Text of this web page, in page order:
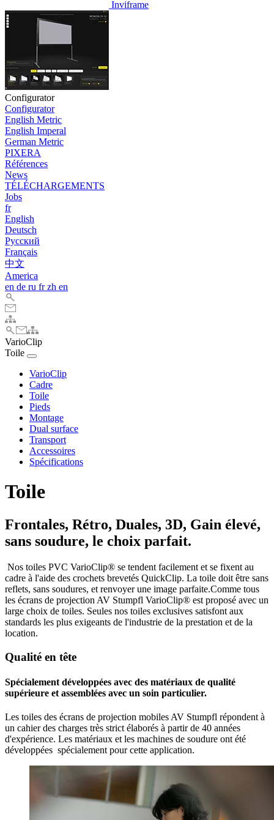
Inviframe
Configurator
Configurator
English Metric
English Imperal
German Metric
PIXERA
Références
News
TÉLÉCHARGEMENTS
Jobs
fr
English
Deutsch
Pусский
Français
中文
America
en de ru frzh en
VarioClip
Toile
VarioClip
Cadre
Toile
Pieds
Montage
Dual surface
Transport
Accessoires
Spécifications
Toile
Frontales, Rétro, Duales, 3D, Gain élevé,
sans soudure, le choix parfait.
Nos toiles PVC VarioClip® se tendent facilement et se fixent au
cadre à l'aide des crochets brevetés QuickClip. La toile doit être sans
reflets, sans soudures, et renvoyer une image parfaite.Comme tous
les écrans de projection AV Stumpfl VarioClip® est proposé avec un
large choix de toiles. Seules nos toiles exclusives satisfont aux
standards les plus exigeants de l'industrie de la prestation et de la
location.
Qualité en tête
Spécialement développées avec des matériaux de qualité
supérieure et assemblées avec un soin particulier.
Les toiles des écrans de projection mobiles AV Stumpfl répondent à
un cahier des charges très strict élaborés à partir de 40 années
d'expérience. Les matériaux et les machines de soudure ont été
développées spécialement pour cette application.